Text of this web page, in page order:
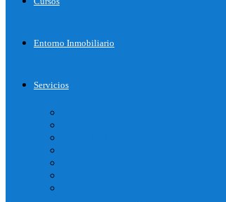
Entorno Inmobiliario
Servicios